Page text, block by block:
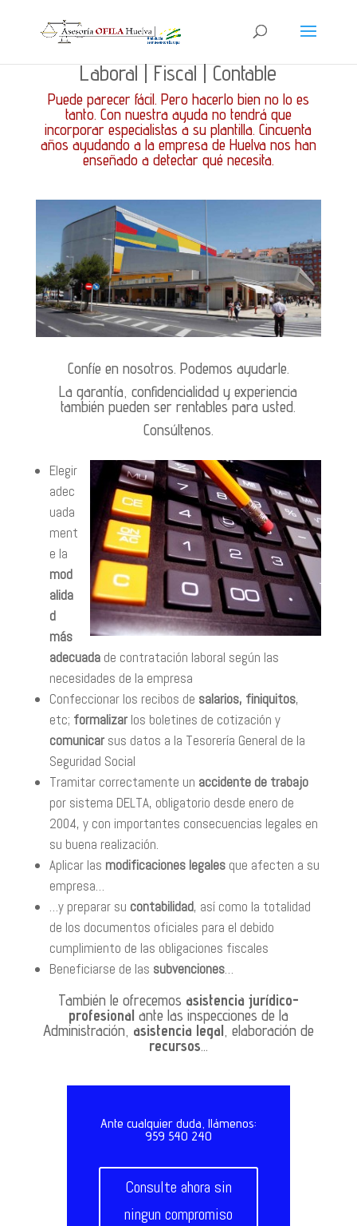
Laboral | Fiscal | Contable
Puede parecer fácil. Pero hacerlo bien no lo es
tanto. Con nuestra ayuda no tendrá que
incorporar especialistas a su plantilla. Cincuenta
años ayudando a la empresa de Huelva nos han
enseñado a detectar qué necesita.
Confíe en nosotros. Podemos ayudarle.
La garantía, confidencialidad y experiencia
también pueden ser rentables para usted.
Consúltenos.
Elegir
adec
uada
ment
e la
mod
alida
d
más
adecuadade contratación laboral según las
necesidades de la empresa
Confeccionar los recibos de salarios, finiquitos,
etc; formalizar los boletines de cotización y
comunicar sus datos a la Tesorería General de la
Seguridad Social
Tramitar correctamente un accidente de trabajo
por sistema DELTA, obligatorio desde enero de
2004, y con importantes consecuencias legales en
su buena realización.
Aplicar las modificaciones legalesque afecten a su
empresa…
…y preparar su contabilidad, así como la totalidad
de los documentos oficiales para el debido
cumplimiento de las obligaciones fiscales
Beneficiarse de las subvenciones…
También le ofrecemos asistencia jurídico-
profesional ante las inspecciones de la
Administración, asistencia legal , elaboración de
recursos…
Ante cualquier duda, llámenos:
959 540 240
Consulte ahora sin
ningun compromiso